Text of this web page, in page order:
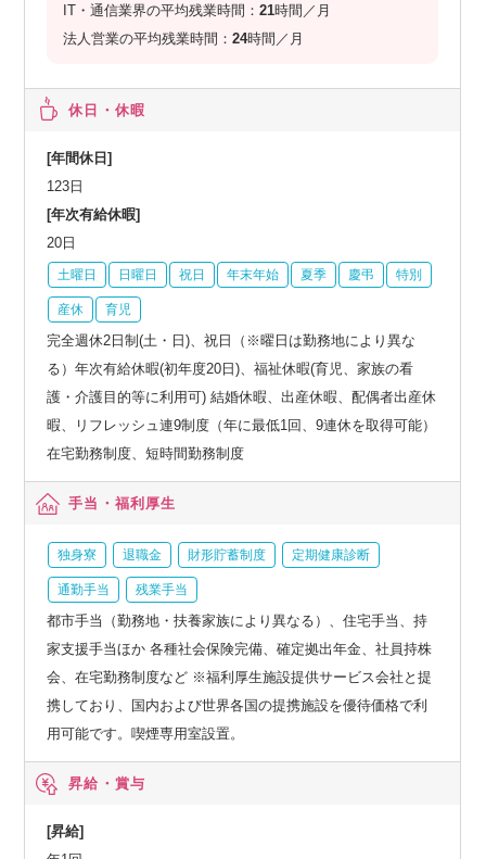
IT・通信業界の平均残業時間：21時間／月
法人営業の平均残業時間：24時間／月
休日・休暇
[年間休日]
123日
[年次有給休暇]
20日
土曜日 日曜日 祝日 年末年始 夏季 慶弔 特別
産休 育児
完全週休2日制(土・日)、祝日（※曜日は勤務地により異な
る）年次有給休暇(初年度20日)、福祉休暇(育児、家族の看
護・介護目的等に利用可) 結婚休暇、出産休暇、配偶者出産休
暇、リフレッシュ連9制度（年に最低1回、9連休を取得可能）
在宅勤務制度、短時間勤務制度
手当・福利厚生
独身寮 退職金 財形貯蓄制度 定期健康診断
通勤手当 残業手当
都市手当（勤務地・扶養家族により異なる）、住宅手当、持
家支援手当ほか 各種社会保険完備、確定拠出年金、社員持株
会、在宅勤務制度など ※福利厚生施設提供サービス会社と提
携しており、国内および世界各国の提携施設を優待価格で利
用可能です。喫煙専用室設置。
昇給・賞与
[昇給]